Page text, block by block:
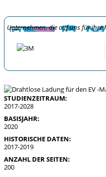
Unternehmen, die auf uns für ihre
STUDIENZEITRAUM:
2017-2028
BASISJAHR:
2020
HISTORISCHE DATEN:
2017-2019
ANZAHL DER SEITEN:
200